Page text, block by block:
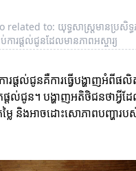
related to: យុទ្ធសាស្ត្រមានប្រសិទ្ធ
ការផ្តល់ជូនដែលមានភាពអស្ចារ្យ
រផ្តល់ជូនគឺការធ្វើបង្ហាញអំពីផ
ផ្តល់ជូន។ បង្ហាញអតិថិជនថាអ្វីដ
លៃ និងអាចដោះសោភាពបញ្ហារប